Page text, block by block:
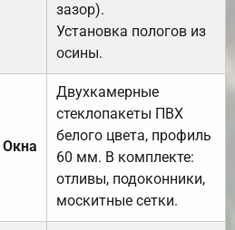
зазор).
Установка пологов из
осины.
Окна
Двухкамерные
стеклопакеты ПВХ
белого цвета, профиль
60 мм. В комплекте:
отливы, подоконники,
москитные сетки.